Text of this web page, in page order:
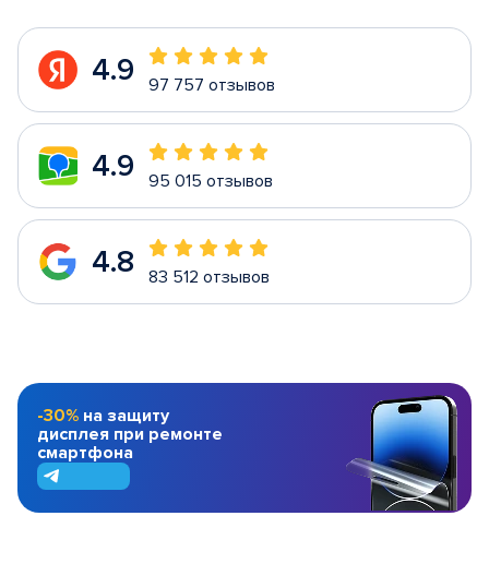
4.9 97 757 отзывов
4.9 95 015 отзывов
4.8 83 512 отзывов
-30% на защиту
дисплея при ремонте
смартфона